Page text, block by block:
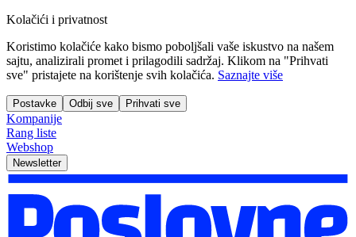
Kolačići i privatnost
Koristimo kolačiće kako bismo poboljšali vaše iskustvo na našem
sajtu, analizirali promet i prilagodili sadržaj. Klikom na "Prihvati
sve" pristajete na korištenje svih kolačića. Saznajte više
Postavke Odbij sve Prihvati sve
Kompanije
Rang liste
Webshop
Newsletter